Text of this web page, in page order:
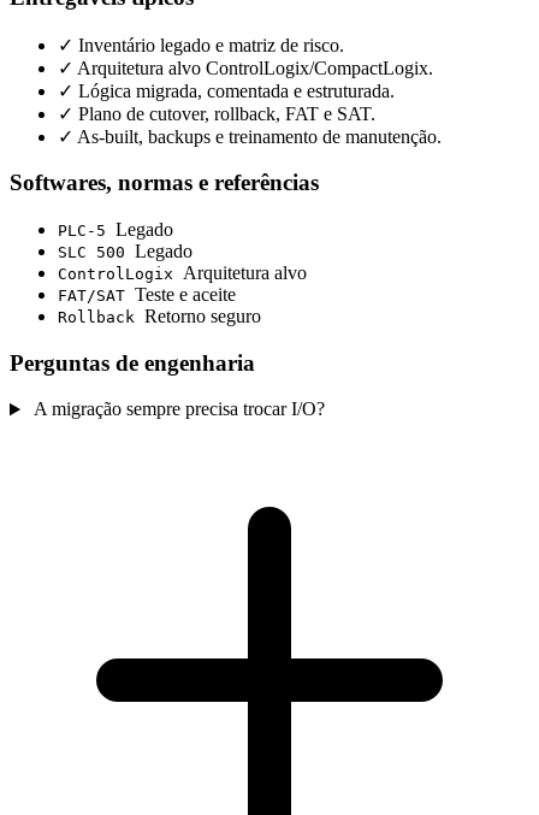
✓ Inventário legado e matriz de risco.
✓ Arquitetura alvo ControlLogix/CompactLogix.
✓ Lógica migrada, comentada e estruturada.
✓ Plano de cutover, rollback, FAT e SAT.
✓ As-built, backups e treinamento de manutenção.
Softwares, normas e referências
PLC-5 Legado
SLC 500 Legado
ControlLogix Arquitetura alvo
FAT/SAT Teste e aceite
Rollback Retorno seguro
Perguntas de engenharia
A migração sempre precisa trocar I/O?